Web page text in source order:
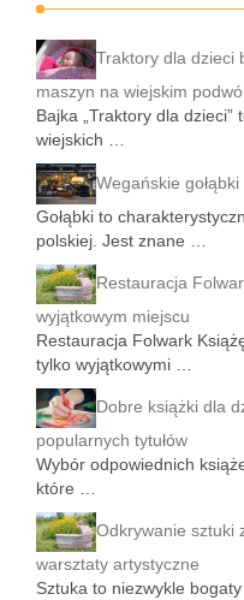
Traktory dla dzieci
maszyn na wiejskim
Bajka „Traktory dla
wiejskich …
Wegańskie gołąbki
Gołąbki to
polskiej. Jest znane …
Restauracja
wyjątkowym miejscu
Restauracja Folwark
tylko wyjątkowymi …
Dobre książki dla
popularnych tytułów
Wybór odpowiednich
które …
Odkrywanie sztuki
warsztaty artystyczne
Sztuka to niezwykle